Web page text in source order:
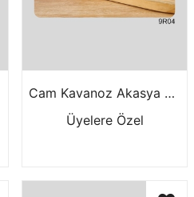
Cam Kavanoz Akasya Kap.700 Ml 9R04
Üyelere Özel